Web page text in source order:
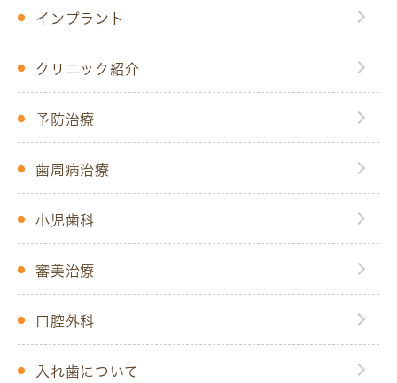
インプラント
クリニック紹介
予防治療
歯周病治療
小児歯科
審美治療
口腔外科
入れ歯について